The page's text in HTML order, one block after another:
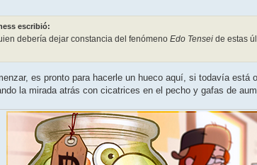
escribió:
debería dejar constancia del fenómeno Edo Tensei de estas
es pronto para hacerle un hueco aquí, si todavía está
la mirada atrás con cicatrices en el pecho y gafas de